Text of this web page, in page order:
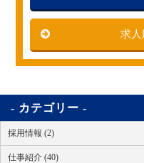
求人
カテゴリー
採用情報 (2)
仕事紹介 (40)